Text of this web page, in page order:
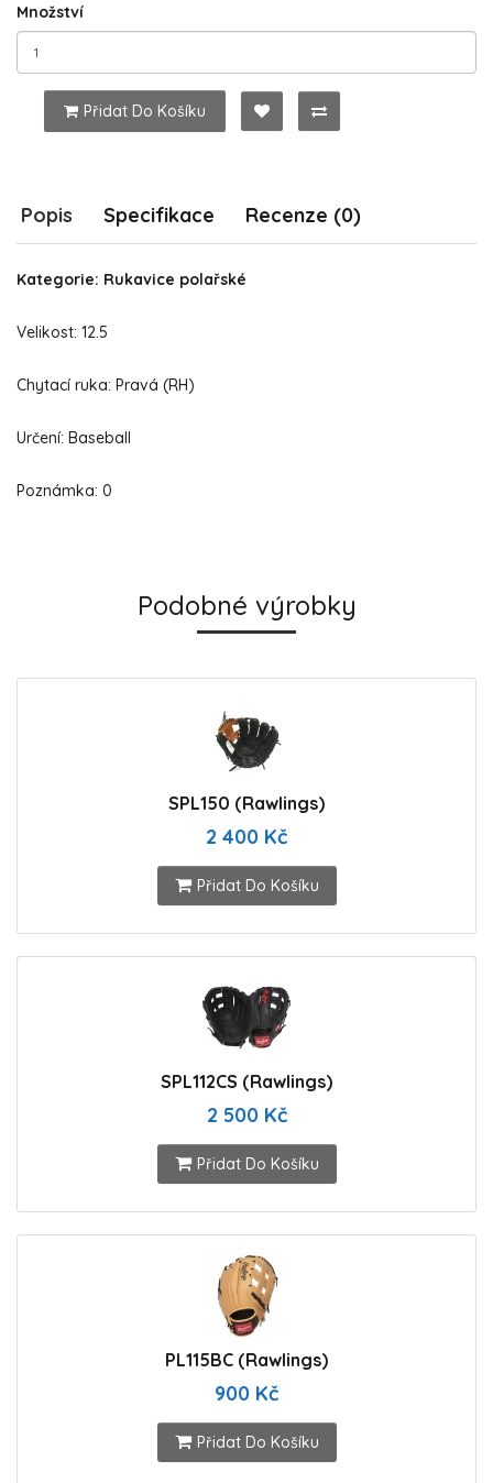
Množství
Přidat Do Košíku
Popis Specifikace Recenze (0)
Kategorie: Rukavice polařské
Velikost: 12.5
Chytací ruka: Pravá (RH)
Určení: Baseball
Poznámka: 0
Podobné výrobky
SPL150 (Rawlings)
2 400 Kč
Přidat Do Košíku
SPL112CS (Rawlings)
2 500 Kč
Přidat Do Košíku
PL115BC (Rawlings)
900 Kč
Přidat Do Košíku